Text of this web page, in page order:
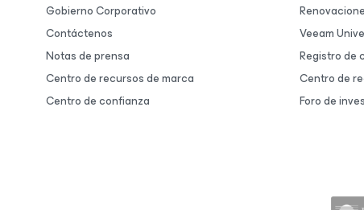
Gobierno Corporativo
Contáctenos
Notas de prensa
Centro de recursos de marca
Centro de confianza
Veeam
Registro de
Centro de
Foro de